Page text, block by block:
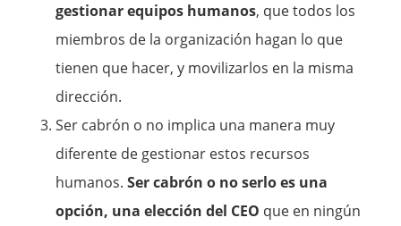
gestionar equipos humanos, que todos los
miembros de la organización hagan lo que
tienen que hacer, y movilizarlos en la misma
dirección.
Ser cabrón o no implica una manera muy
diferente de gestionar estos recursos
humanos.Ser cabrón o no serlo es una
opción, una elección del CEO que en ningún